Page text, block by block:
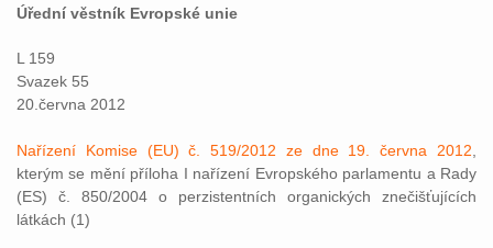
Úřední věstník Evropské unie
L 159
Svazek 55
20.června 2012
Nařízení Komise (EU) č. 519/2012 ze dne 19. června 2012
kterým se mění příloha I nařízení Evropského parlamentu a Rady
(ES) č. 850/2004 o perzistentních organických znečišťujících
látkách (1)